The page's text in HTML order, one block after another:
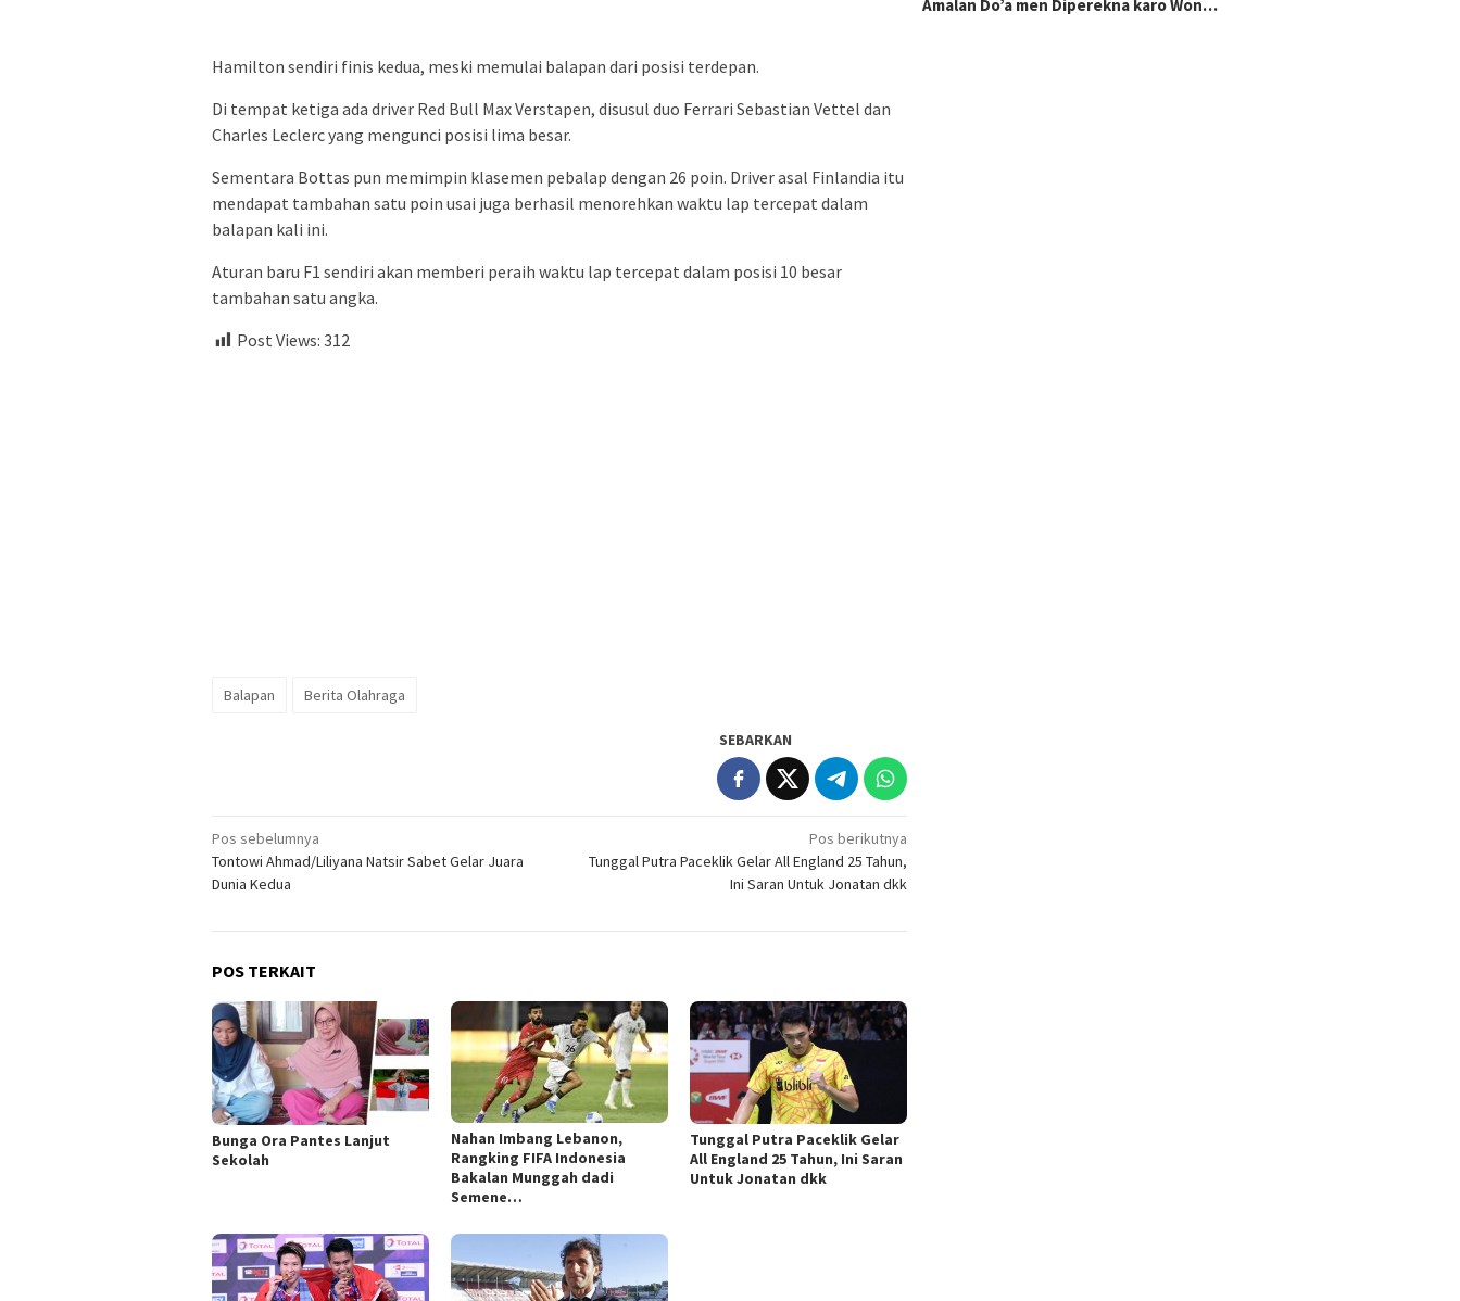
Hamilton sendiri finis kedua, meski memulai balapan dari posisi terdepan.
Di tempat ketiga ada driver Red Bull Max Verstapen, disusul duo Ferrari Sebastian Vettel dan
Charles Leclerc yang mengunci posisi lima besar.
Sementara Bottas pun memimpin klasemen pebalap dengan 26 poin. Driver asal Finlandia itu
mendapat tambahan satu poin usai juga berhasil menorehkan waktu lap tercepat dalam
balapan kali ini.
Aturan baru F1 sendiri akan memberi peraih waktu lap tercepat dalam posisi 10 besar
tambahan satu angka.
Post Views: 312
Balapan Berita Olahraga
SEBARKAN
Navigasi
pos
Pos sebelumnya
Tontowi Ahmad/Liliyana Natsir Sabet Gelar Juara
Dunia Kedua
Pos berikutnya
Tunggal Putra Paceklik Gelar All England 25 Tahun,
Ini Saran Untuk Jonatan dkk
POS TERKAIT
Bunga Ora Pantes Lanjut
Sekolah
Nahan Imbang Lebanon,
Rangking FIFA Indonesia
Bakalan Munggah dadi
Semene…
Tunggal Putra Paceklik Gelar
All England 25 Tahun, Ini Saran
Untuk Jonatan dkk
Amalan Do’a men Diperekna karo Won…